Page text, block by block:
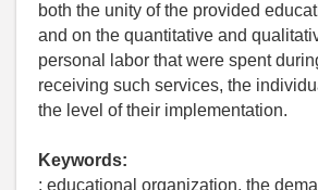
both the unity of the provided
and on the quantitative and
personal labor that were spent
receiving such services, the
the level of their implementation.
Keywords:
: educational organization, the